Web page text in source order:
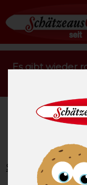
Es gibt wieder
Startseite